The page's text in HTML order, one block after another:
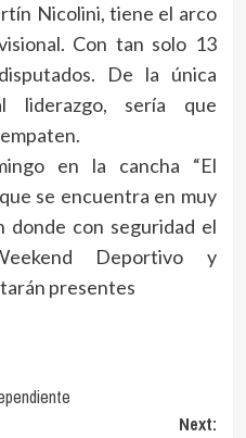
Nicolini, tiene el arco
Con tan solo 13
De la única
liderazgo, sería que
en la cancha “El
se encuentra en muy
donde con seguridad el
Deportivo y
presentes
Next: